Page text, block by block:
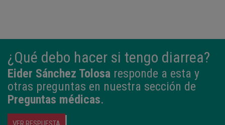
¿Qué debo hacer si tengo diarrea?
Eider Sánchez Tolosa responde a esta y
otras preguntas en nuestra sección de
Preguntas médicas.